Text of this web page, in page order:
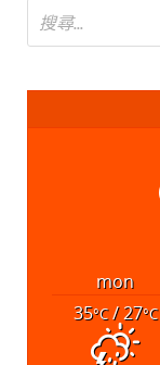
mon
35°C/ 27°C